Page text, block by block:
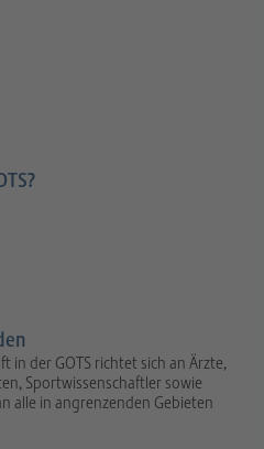
in der GOTS richtet sich an Ärzte,
Sportwissenschaftler sowie
alle in angrenzenden Gebieten